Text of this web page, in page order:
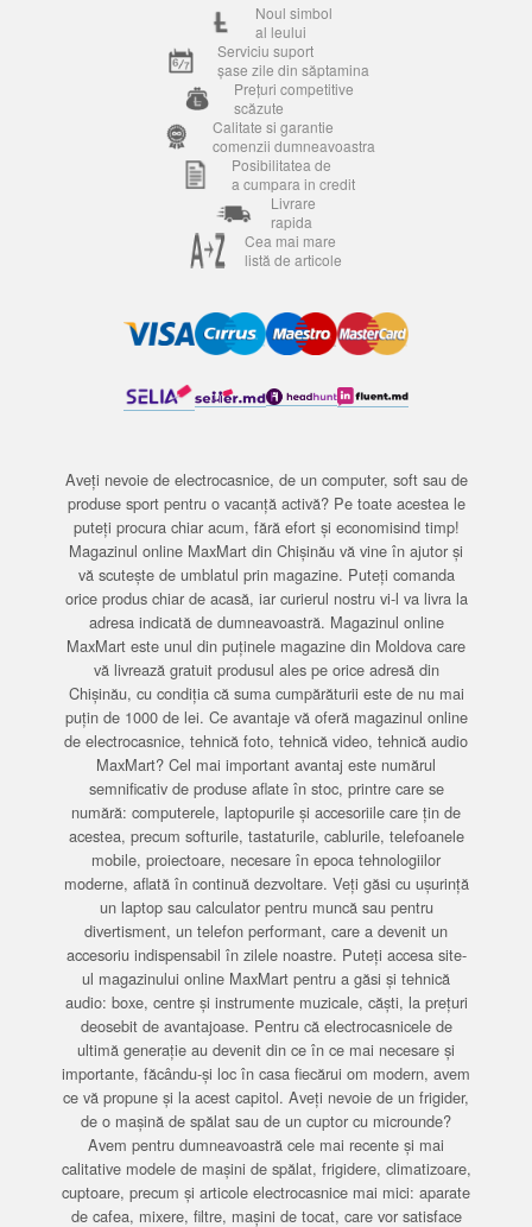
Noul simbol
al leului
Serviciu suport
șase zile din săptamina
Prețuri competitive
scăzute
Calitate si garantie
comenzii dumneavoastra
Posibilitatea de
a cumpara in credit
Livrare
rapida
Cea mai mare
listă de articole
Aveți nevoie de electrocasnice, de un computer, soft sau de
produse sport pentru o vacanță activă? Pe toate acestea le
puteți procura chiar acum, fără efort și economisind timp!
Magazinul online MaxMart din Chișinău vă vine în ajutor și
vă scutește de umblatul prin magazine. Puteți comanda
orice produs chiar de acasă, iar curierul nostru vi-l va livra la
adresa indicată de dumneavoastră. Magazinul online
MaxMart este unul din puținele magazine din Moldova care
vă livrează gratuit produsul ales pe orice adresă din
Chișinău, cu condiția că suma cumpărăturii este de nu mai
puțin de 1000 de lei. Ce avantaje vă oferă magazinul online
de electrocasnice, tehnică foto, tehnică video, tehnică audio
MaxMart? Cel mai important avantaj este numărul
semnificativ de produse aflate în stoc, printre care se
numără: computerele, laptopurile și accesoriile care țin de
acestea, precum softurile, tastaturile, cablurile, telefoanele
mobile, proiectoare, necesare în epoca tehnologiilor
moderne, aflată în continuă dezvoltare. Veți găsi cu ușurință
un laptop sau calculator pentru muncă sau pentru
divertisment, un telefon performant, care a devenit un
accesoriu indispensabil în zilele noastre. Puteți accesa site-
ul magazinului online MaxMart pentru a găsi și tehnică
audio: boxe, centre și instrumente muzicale, căști, la prețuri
deosebit de avantajoase. Pentru că electrocasnicele de
ultimă generație au devenit din ce în ce mai necesare și
importante, făcându-și loc în casa fiecărui om modern, avem
ce vă propune și la acest capitol. Aveți nevoie de un frigider,
de o mașină de spălat sau de un cuptor cu microunde?
Avem pentru dumneavoastră cele mai recente și mai
calitative modele de mașini de spălat, frigidere, climatizoare,
cuptoare, precum și articole electrocasnice mai mici: aparate
de cafea, mixere, filtre, mașini de tocat, care vor satisface